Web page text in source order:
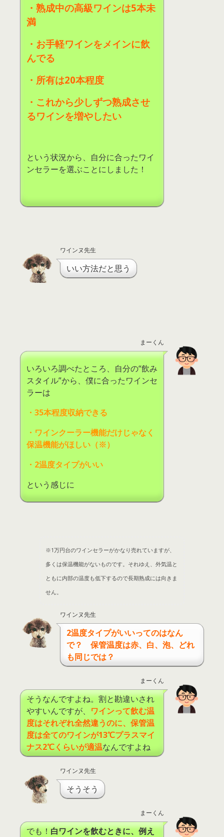
・熟成中の高級ワインは5本未
満
・お手軽ワインをメインに飲
んでる
・所有は20本程度
・これから少しずつ熟成させ
るワインを増やしたい
という状況から、自分に合ったワイ
ンセラーを選ぶことにしました！
ワインヌ先生
いい方法だと思う
まーくん
いろいろ調べたところ、自分の“飲み
スタイル”から、僕に合ったワインセ
ラーは
・ 35本程度収納できる
・ワインクーラー機能だけじゃなく
保温機能がほしい（※）
・ 2温度タイプがいい
という感じに
※1万円台のワインセラーがかなり売れていますが、
多くは保温機能がないものです。それゆえ、外気温と
ともに内部の温度も低下するので長期熟成には向きま
せん。
ワインヌ先生
2温度タイプがいいってのはなん
で？ 保管温度は赤、白、泡、どれ
も同じでは？
まーくん
そうなんですよね。割と勘違いされ
やすいんですが、 ワインって飲む温
度はそれぞれ全然違うのに、保管温
度は全てのワインが13℃プラスマイ
ナス2℃くらいが適温なんですよね
ワインヌ先生
そうそう
まーくん
でも！白ワインを飲むときに、例え